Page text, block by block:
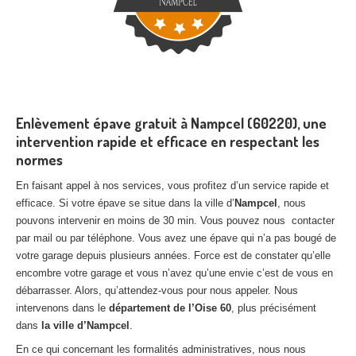
Enlèvement épave gratuit à Nampcel (60220), une
intervention rapide et efficace en respectant les
normes
En faisant appel à nos services, vous profitez d’un service rapide et
efficace. Si votre épave se situe dans la ville d’ Nampcel , nous
pouvons intervenir en moins de 30 min. Vous pouvez nous contacter
par mail ou par téléphone. Vous avez une épave qui n’a pas bougé de
votre garage depuis plusieurs années. Force est de constater qu’elle
encombre votre garage et vous n’avez qu’une envie c’est de vous en
débarrasser. Alors, qu’attendez-vous pour nous appeler. Nous
intervenons dans le département de l’Oise 60, plus précisément
dans la ville d’Nampcel .
En ce qui concernant les formalités administratives, nous nous